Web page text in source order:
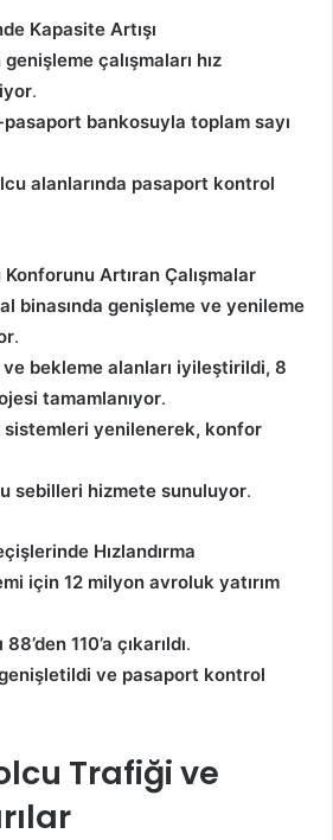
Kapasite Artışı
çalışmaları hız
.
bankosuyla toplam sayı
alanlarında pasaport kontrol
Artıran Çalışmalar
binasında genişleme ve yenileme
.
bekleme alanları iyileştirildi, 8
tamamlanıyor.
sistemleri yenilenerek, konfor
sebilleri hizmete sunuluyor.
Hızlandırma
için 12 milyon avroluk yatırım
110’a çıkarıldı.
ve pasaport kontrol
Trafiği ve